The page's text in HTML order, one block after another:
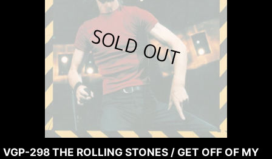
VGP-298 THE ROLLING STONES / GET OFF OF MY